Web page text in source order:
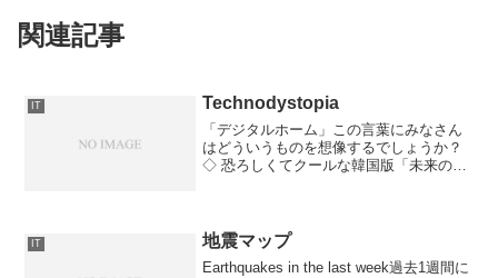
関連記事
IT Technodystopia
「デジタルホーム」この言葉にみなさん
はどういうものを想像するでしょうか？
◇ 恐ろしくてクールな韓国版「未来のデ
も、脈拍や血圧など...
IT 地震マップ
Earthquakes in the last week過去1週間に